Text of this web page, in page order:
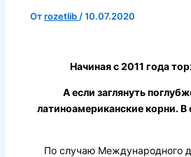
Отrozetlib /10.07.2020
Начиная с 2011 года
А если заглянуть
латиноамериканские корни.
По случаю Международного